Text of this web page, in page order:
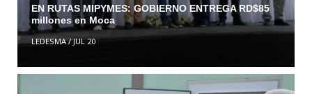
EN RUTAS MIPYMES: GOBIERNO ENTREGA RD$85
millones en Moca
LEDESMA/JUL 20